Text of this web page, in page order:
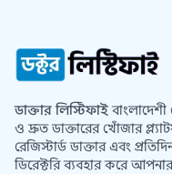
ডাক্তার লিস্টিফাই
ও দ্রুত ডাক্তারের খোঁজার
রেজিস্টার্ড ডাক্তার এবং
ডিরেক্টরি ব্যবহার করে